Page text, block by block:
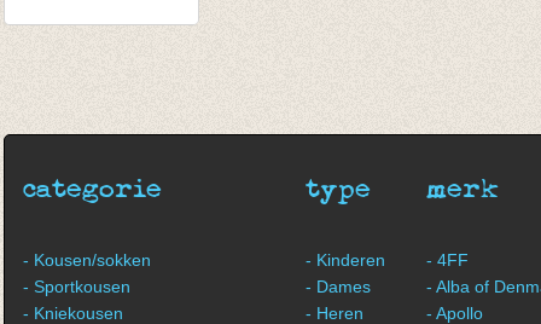
categorie
- Kousen/sokken
- Sportkousen
- Kniekousen
type
- Kinderen
- Dames
- Heren
merk
- 4FF
- Alba of
- Apollo